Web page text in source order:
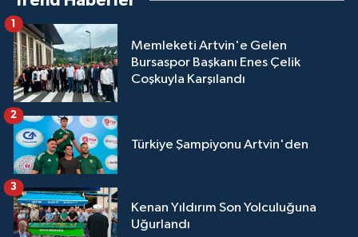
Memleketi Artvin'e Gelen
Bursaspor Başkanı Enes Çelik
Coşkuyla Karşılandı
1
Türkiye Şampiyonu Artvin'den
2
Kenan Yıldırım Son Yolculuğuna
Uğurlandı
3